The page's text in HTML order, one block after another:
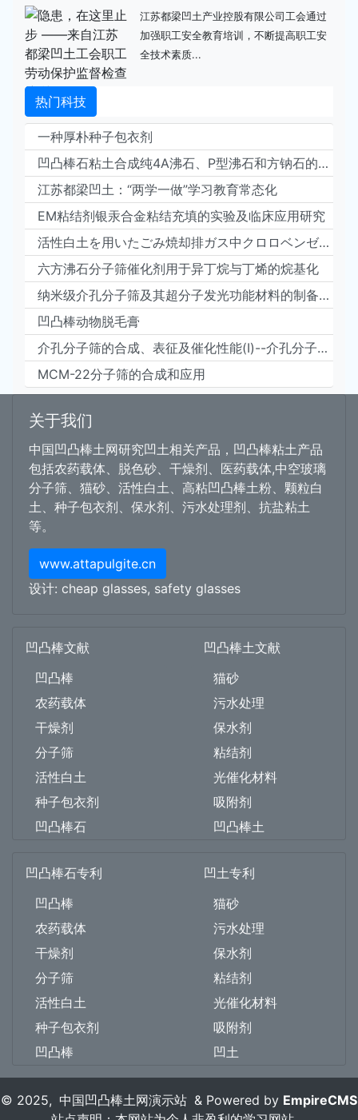
江苏都梁凹土产业控股有限公司工会通过
加强职工安全教育培训，不断提高职工安
全技术素质...
热门科技
一种厚朴种子包衣剂
凹凸棒石粘土合成纯4A沸石、P型沸石和方钠石的方法
江苏都梁凹土：“两学一做”学习教育常态化
EM粘结剂银汞合金粘结充填的实验及临床应用研究
活性白土を用いたごみ焼却排ガス中クロロベンゼンの脱塩素効果に関する研究
六方沸石分子筛催化剂用于异丁烷与丁烯的烷基化
纳米级介孔分子筛及其超分子发光功能材料的制备与表征
凹凸棒动物脱毛膏
介孔分子筛的合成、表征及催化性能(Ⅰ)--介孔分子筛的合成
MCM-22分子筛的合成和应用
关于我们
中国凹凸棒土网研究凹土相关产品，凹凸棒粘土产品
包括农药载体、脱色砂、干燥剂、医药载体,中空玻璃
分子筛、猫砂、活性白土、高粘凹凸棒土粉、颗粒白
土、种子包衣剂、保水剂、污水处理剂、抗盐粘土
等。
www.attapulgite.cn
设计: cheap glasses, safety glasses
凹凸棒文献
凹凸棒
农药载体
干燥剂
分子筛
活性白土
种子包衣剂
凹凸棒石
凹凸棒土文献
猫砂
污水处理
保水剂
粘结剂
光催化材料
吸附剂
凹凸棒土
凹凸棒石专利
凹凸棒
农药载体
干燥剂
分子筛
活性白土
种子包衣剂
凹凸棒
凹土专利
猫砂
污水处理
保水剂
粘结剂
光催化材料
吸附剂
凹土
© 2025, 中国凹凸棒土网演示站 & Powered by EmpireCMS